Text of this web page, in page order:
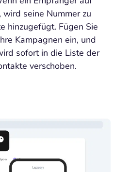
seine Nummer zu
hinzugefügt. Fügen Sie
Kampagnen ein, und
sofort in die Liste der
verschoben.